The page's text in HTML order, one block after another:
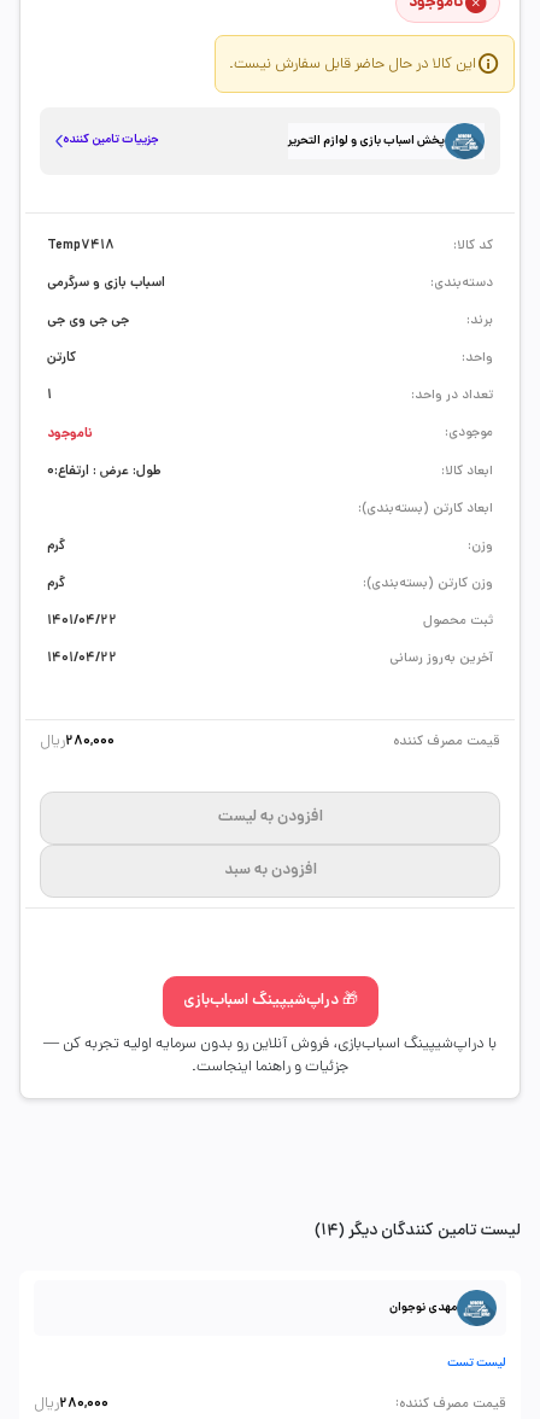
این کالا در حال حاضر قابل سفارش نیست.
پخش اسباب بازی و لوازم التحریر جزییات تامین کننده
ابعاد کالا:
طول: عرض : ارتفاع:0
ابعاد کارتن (بسته‌بندی):
وزن:
گرم
وزن کارتن (بسته‌بندی):
گرم
ثبت محصول
1401/04/22
آخرین به‌روز رسانی
1401/04/22
کد کالا:
Temp7418
دسته‌بندی:
اسباب بازی و سرگرمی
برند:
جی جی وی جی
واحد:
کارتن
تعداد در واحد:
1
موجودی:
ناموجود
قیمت مصرف کننده 280,000ریال
افزودن به لیست
افزودن به سبد
🎁 دراپ‌شیپینگ اسباب‌بازی
با دراپ‌شیپینگ اسباب‌بازی، فروش آنلاین رو بدون سرمایه اولیه تجربه کن —
جزئیات و راهنما اینجاست.
لیست تامین کنندگان دیگر (14)
مهدی نوجوان
لیست تست
قیمت مصرف کننده:
280,000ریال